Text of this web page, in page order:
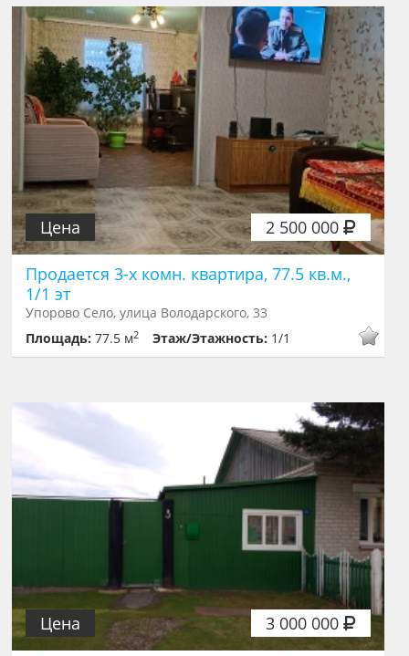
2 500 000
Цена
Продается 3-х комн. квартира, 77.5 кв.м.,
1/1 эт
Упорово Село, улица Володарского, 33
Площадь:77.5 м2 Этаж/Этажность: 1/1
3 000 000
Цена